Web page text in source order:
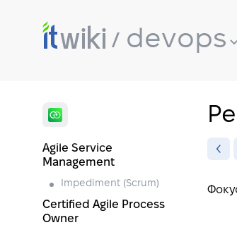
devops
Agile Service
Management
Impediment (Scrum)
Certified Agile Process
Owner